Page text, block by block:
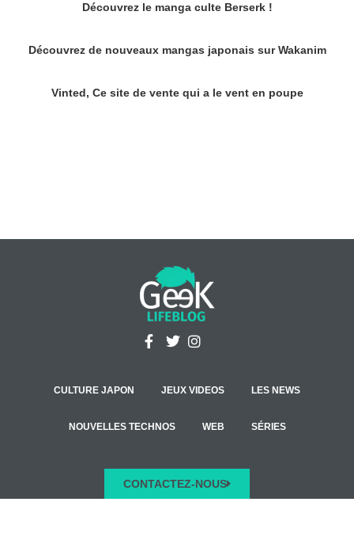
Découvrez le manga culte Berserk !
Découvrez de nouveaux mangas japonais sur Wakanim
Vinted, Ce site de vente qui a le vent en poupe
CULTURE JAPON JEUX VIDEOS LES NEWS
NOUVELLES TECHNOS WEB SÉRIES
CONTACTEZ-NOUS